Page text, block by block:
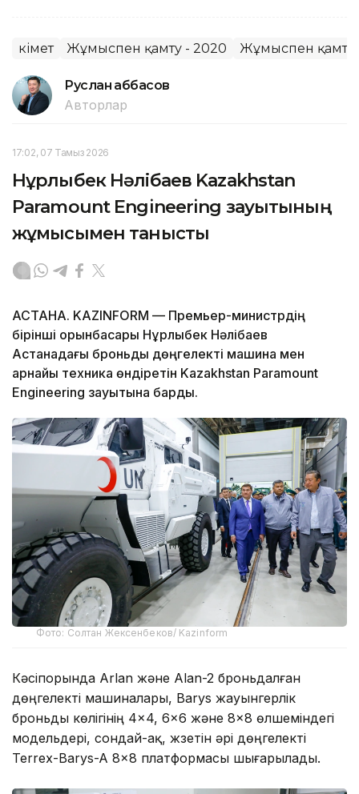
Үкімет Жұмыспен қамту - 2020 Жұмыспен қамту
Руслан Ғаббасов
Авторлар
17:02, 07 Тамыз 2026
Нұрлыбек Нәлібаев Kazakhstan
Paramount Engineering зауытының
жұмысымен танысты
АСТАНА. KAZINFORM — Премьер-министрдің
бірінші орынбасары Нұрлыбек Нәлібаев
Астанадағы броньды дөңгелекті машина мен
арнайы техника өндіретін Kazakhstan Paramount
Engineering зауытына барды.
Фото: Солтан Жексенбеков/ Kazinform
Кәсіпорында Arlan және Alan-2 броньдалған
дөңгелекті машиналары, Barys жауынгерлік
броньды көлігінің 4×4, 6×6 және 8×8 өлшеміндегі
модельдері, сондай-ақ, жүзетін әрі дөңгелекті
Terrex-Barys-A 8×8 платформасы шығарылады.